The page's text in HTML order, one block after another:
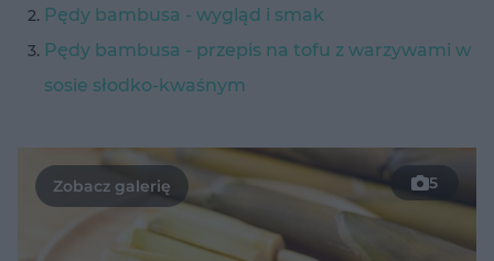
Pędy bambusa - wygląd i smak
Pędy bambusa - przepis na tofu z warzywami w
sosie słodko-kwaśnym
5